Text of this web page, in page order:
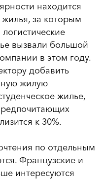
находится
за которым
вызвали большой
в этом году.
добавить
жилую
жилье,
к 30%.
по отдельным
Французские и
интересуются